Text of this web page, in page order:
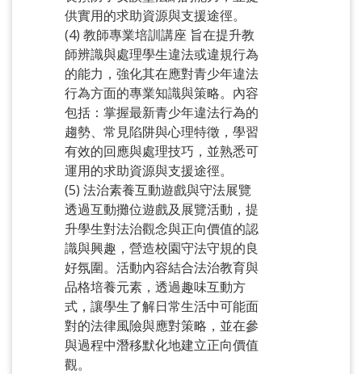
供實用的求助資源與支援途徑。
(4) 教師專業培訓講座 旨在提升教
師辨識與處理學生違法或違規行為
的能力，強化其在應對青少年違法
行為方面的專業知識與策略。內容
包括：掌握最新青少年違法行為的
趨勢、常見陷阱與心理特徵，學習
有效的回應與處理技巧，並熟悉可
運用的求助資源與支援途徑。
(5) 法治素養互動遊戲與守法展覽
透過互動攤位遊戲及展覽活動，提
升學生對法治觀念與正向價值的認
識與興趣，營造校園守法守規的良
好氛圍。活動內容結合法治教育與
品格培養元素，透過趣味互動方
式，讓學生了解日常生活中可能面
對的法律風險與應對策略，並在參
與過程中潛移默化地建立正向價值
觀。